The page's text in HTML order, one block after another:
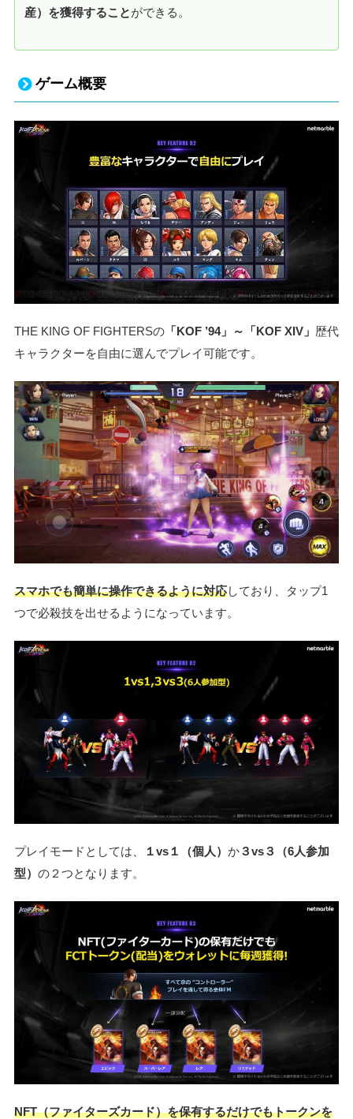
産）を獲得することができる。
ゲーム概要
THE KING OF FIGHTERSの 「KOF ’94」～「KOF XIV」 歴代
キャラクターを自由に選んでプレイ可能です。
スマホでも簡単に操作できるように対応しており、タップ1
つで必殺技を出せるようになっています。
プレイモードとしては、 １vs１（個人） か３vs３（6人参加
型） の２つとなります。
NFT（ファイターズカード）を保有するだけでもトークンを